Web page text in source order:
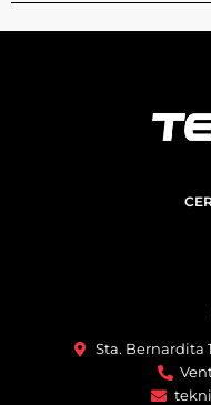
Sta. Bernardita